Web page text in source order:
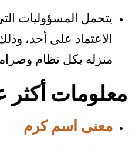
يتحمل المسؤوليات
الاعتماد على أحد،
منزله بكل نظام
معلومات
معنى اسم كرم